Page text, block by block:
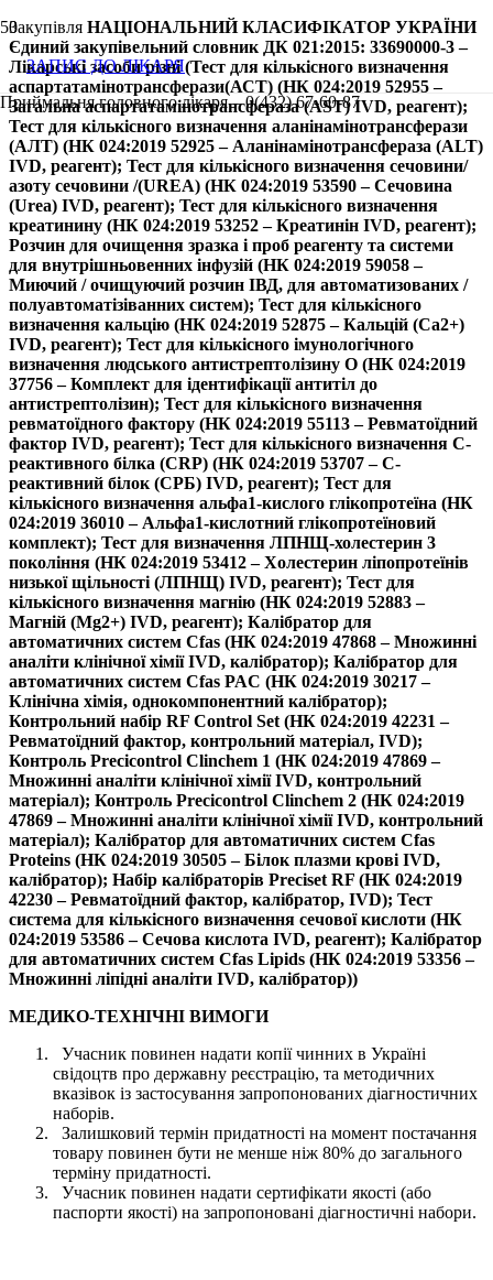
ЗАПИС ДО ЛІКАРЯ
Приймальня головного лікаря – 0(432) 67-60-87
Закупівля НАЦІОНАЛЬНИЙ КЛАСИФІКАТОР УКРАЇНИ
Єдиний закупівельний словник ДК 021:2015: 33690000-3 –
Лікарські засоби різні (Тест для кількісного визначення
аспартатамінотрансферази(АСТ) (НК 024:2019 52955 –
Загальна аспартатамінотрансфераза (AST) IVD, реагент);
Тест для кількісного визначення аланінамінотрансферази
(АЛТ) (НК 024:2019 52925 – Аланінамінотрансфераза (ALT)
IVD, реагент); Тест для кількісного визначення сечовини/
азоту сечовини /(UREA) (НК 024:2019 53590 – Сечовина
(Urea) IVD, реагент); Тест для кількісного визначення
креатинину (НК 024:2019 53252 – Креатинін IVD, реагент);
Розчин для очищення зразка і проб реагенту та системи
для внутрішньовенних інфузій (НК 024:2019 59058 –
Миючий / очищуючий розчин ІВД, для автоматизованих /
полуавтоматізіванних систем); Тест для кількісного
визначення кальцію (НК 024:2019 52875 – Кальцій (Ca2+)
IVD, реагент); Тест для кількісного імунологічного
визначення людського антистрептолізину O (НК 024:2019
37756 – Комплект для ідентифікації антитіл до
антистрептолізин); Тест для кількісного визначення
ревматоїдного фактору (НК 024:2019 55113 – Ревматоїдний
фактор IVD, реагент); Тест для кількісного визначення С-
реактивного білка (CRP) (НК 024:2019 53707 – C-
реактивний білок (СРБ) IVD, реагент); Тест для
кількісного визначення альфа1-кислого глікопротеїна (НК
024:2019 36010 – Альфа1-кислотний глікопротеїновий
комплект); Тест для визначення ЛПНЩ-холестерин 3
покоління (НК 024:2019 53412 – Холестерин ліпопротеїнів
низької щільності (ЛПНЩ) IVD, реагент); Тест для
кількісного визначення магнію (НК 024:2019 52883 –
Магній (Mg2+) IVD, реагент); Калібратор для
автоматичних систем Cfas (НК 024:2019 47868 – Множинні
аналіти клінічної хімії IVD, калібратор); Калібратор для
автоматичних систем Cfas PAC (НК 024:2019 30217 –
Клінічна хімія, однокомпонентний калібратор);
Контрольний набір RF Control Set (НК 024:2019 42231 –
Ревматоїдний фактор, контрольний матеріал, IVD);
Контроль Precicontrol Clinchem 1 (НК 024:2019 47869 –
Множинні аналіти клінічної хімії IVD, контрольний
матеріал); Контроль Precicontrol Clinchem 2 (НК 024:2019
47869 – Множинні аналіти клінічної хімії IVD, контрольний
матеріал); Калібратор для автоматичних систем Cfas
Proteins (НК 024:2019 30505 – Білок плазми крові IVD,
калібратор); Набір калібраторів Preciset RF (НК 024:2019
42230 – Ревматоїдний фактор, калібратор, IVD); Тест
система для кількісного визначення сечової кислоти (НК
024:2019 53586 – Сечова кислота IVD, реагент); Калібратор
для автоматичних систем Cfas Lipids (НК 024:2019 53356 –
Множинні ліпідні аналіти IVD, калібратор))
МЕДИКО-ТЕХНІЧНІ ВИМОГИ
Учасник повинен надати копії чинних в Україні
свідоцтв про державну реєстрацію, та методичних
вказівок із застосування запропонованих діагностичних
наборів.
Залишковий термін придатності на момент постачання
товару повинен бути не менше ніж 80% до загального
терміну придатності.
Учасник повинен надати сертифікати якості (або
паспорти якості) на запропоновані діагностичні набори.